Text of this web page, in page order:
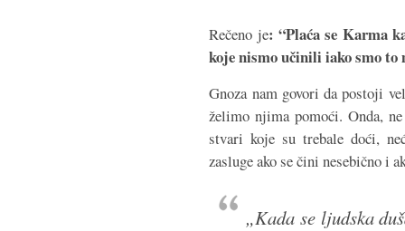
Rečeno je: “Plaća se Karma
koje nismo učinili iako smo
Gnoza nam govori da postoji
želimo njima pomoći. Onda,
stvari koje su trebale doći,
zasluge ako se čini nesebično i
„Kada se ljudska